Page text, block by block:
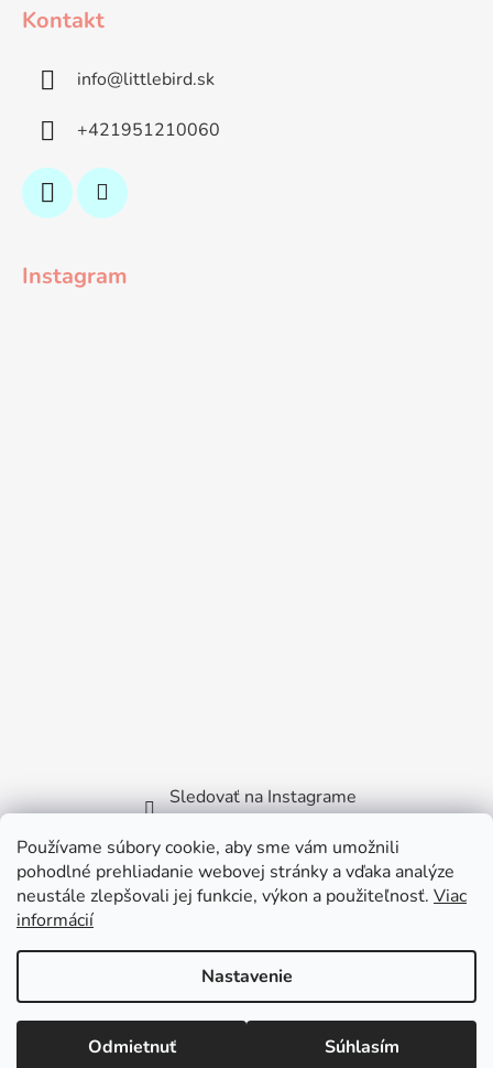
Používame súbory cookie, aby sme vám umožnili
pohodlné prehliadanie webovej stránky a vďaka analýze
neustále zlepšovali jej funkcie, výkon a použiteľnosť. Viac
informácií
Nastavenie
Odmietnuť Súhlasím
Kontakt
info@littlebird.sk
+421951210060
Instagram
Sledovať na Instagrame
Facebook
Vytvoril Shoptet
Copyright 2026Littlebird.sk. Všetky práva vyhradené.
Viktora Bilčíka 2722/35 - 915 01 Nové Mesto nad